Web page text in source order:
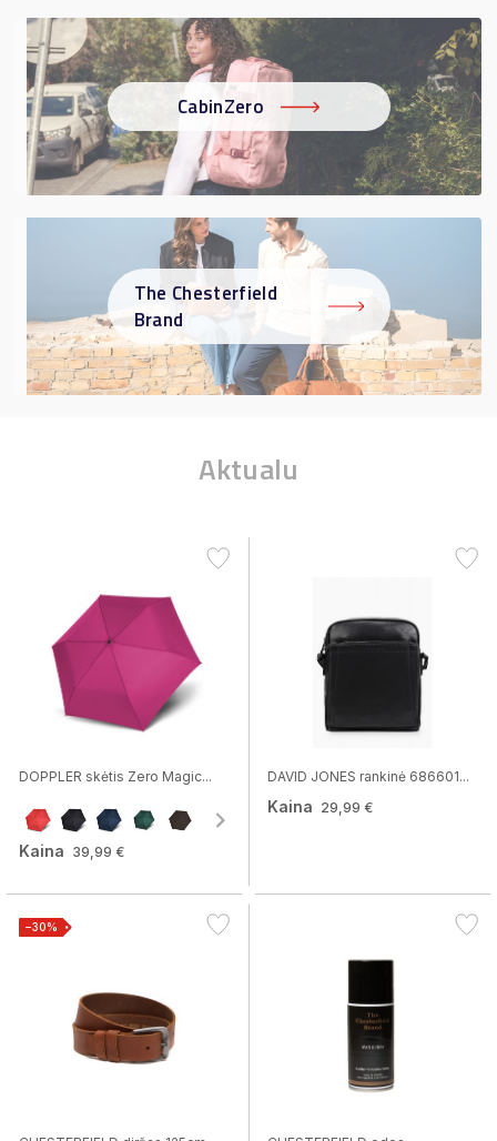
CabinZero
The Chesterfield
Brand
Aktualu
DOPPLER skėtis Zero Magic...
Kaina 39,99 €
DAVID JONES rankinė 686601...
Kaina 29,99 €
−30%